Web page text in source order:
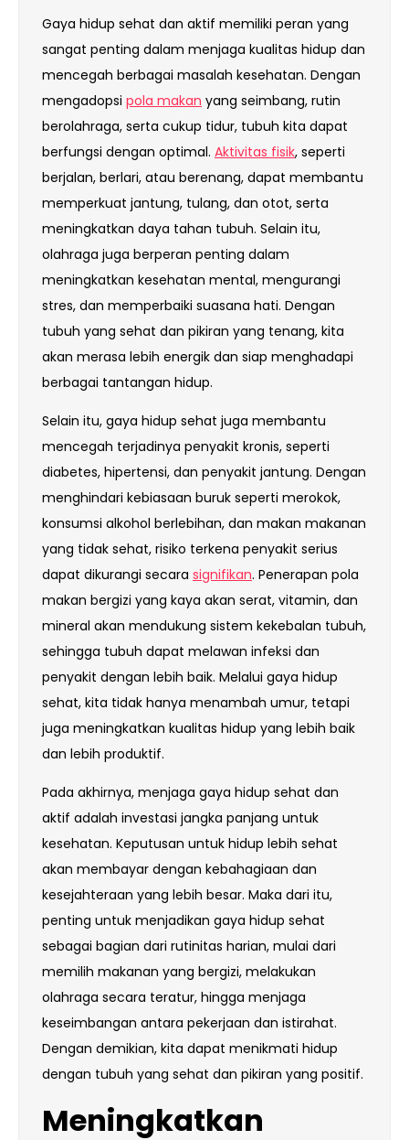
Gaya hidup sehat dan aktif memiliki peran yang
sangat penting dalam menjaga kualitas hidup dan
mencegah berbagai masalah kesehatan. Dengan
mengadopsi pola makan yang seimbang, rutin
berolahraga, serta cukup tidur, tubuh kita dapat
berfungsi dengan optimal. Aktivitas fisik, seperti
berjalan, berlari, atau berenang, dapat membantu
memperkuat jantung, tulang, dan otot, serta
meningkatkan daya tahan tubuh. Selain itu,
olahraga juga berperan penting dalam
meningkatkan kesehatan mental, mengurangi
stres, dan memperbaiki suasana hati. Dengan
tubuh yang sehat dan pikiran yang tenang, kita
akan merasa lebih energik dan siap menghadapi
berbagai tantangan hidup.
Selain itu, gaya hidup sehat juga membantu
mencegah terjadinya penyakit kronis, seperti
diabetes, hipertensi, dan penyakit jantung. Dengan
menghindari kebiasaan buruk seperti merokok,
konsumsi alkohol berlebihan, dan makan makanan
yang tidak sehat, risiko terkena penyakit serius
dapat dikurangi secara signifikan. Penerapan pola
makan bergizi yang kaya akan serat, vitamin, dan
mineral akan mendukung sistem kekebalan tubuh,
sehingga tubuh dapat melawan infeksi dan
penyakit dengan lebih baik. Melalui gaya hidup
sehat, kita tidak hanya menambah umur, tetapi
juga meningkatkan kualitas hidup yang lebih baik
dan lebih produktif.
Pada akhirnya, menjaga gaya hidup sehat dan
aktif adalah investasi jangka panjang untuk
kesehatan. Keputusan untuk hidup lebih sehat
akan membayar dengan kebahagiaan dan
kesejahteraan yang lebih besar. Maka dari itu,
penting untuk menjadikan gaya hidup sehat
sebagai bagian dari rutinitas harian, mulai dari
memilih makanan yang bergizi, melakukan
olahraga secara teratur, hingga menjaga
keseimbangan antara pekerjaan dan istirahat.
Dengan demikian, kita dapat menikmati hidup
dengan tubuh yang sehat dan pikiran yang positif.
Meningkatkan